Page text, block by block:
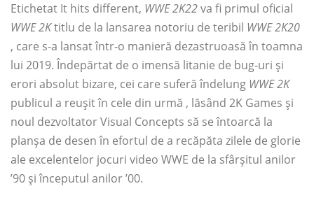
Etichetat It hits different, WWE 2K22va fi primul oficial
WWE 2Ktitlu de la lansarea notoriu de teribil WWE 2K20
, care s-a lansat într-o manieră dezastruoasă în toamna
lui 2019. Îndepărtat de o imensă litanie de bug-uri și
erori absolut bizare, cei care suferă îndelung WWE 2K
publicul a reușit în cele din urmă , lăsând 2K Games și
noul dezvoltator Visual Concepts să se întoarcă la
planșa de desen în efortul de a recăpăta zilele de glorie
ale excelentelor jocuri video WWE de la sfârșitul anilor
’90 și începutul anilor ’00.